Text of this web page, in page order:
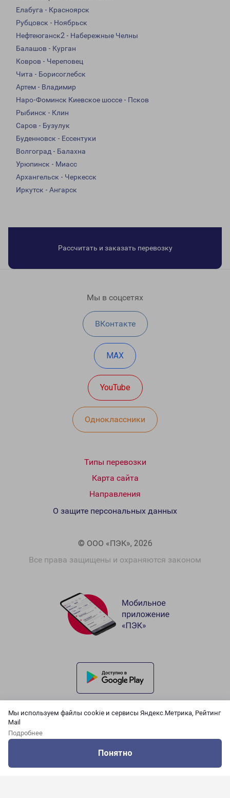
Мы используем файлы cookie и сервисы Яндекс.Метрика, Рейтинг
Mail
Подробнее
Понятно
Елабуга - Красноярск
Рубцовск - Ноябрьск
Нефтеюганск2 - Набережные Челны
Балашов - Курган
Ковров - Череповец
Чита - Борисоглебск
Артем - Владимир
Наро-Фоминск Киевское шоссе - Псков
Рыбинск - Клин
Саров - Бузулук
Буденновск - Ессентуки
Волгоград - Балахна
Урюпинск - Миасс
Архангельск - Черкесск
Иркутск - Ангарск
Рассчитать и заказать перевозку
Мы в соцсетях
ВКонтакте
MAX
YouTube
Одноклассники
Типы перевозки
Карта сайта
Направления
© ООО «ПЭК», 2026
Все права защищены и охраняются законом
О защите персональных данных